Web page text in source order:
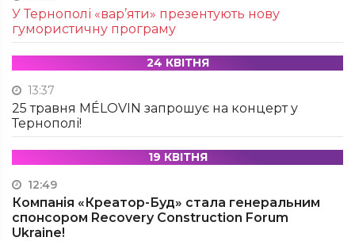
У Тернополі «вар’яти» презентують нову
гумористичну програму
24 КВІТНЯ
13:37
25 травня MÉLOVIN запрошує на концерт у
Тернополі!
19 КВІТНЯ
12:49
Компанія «Креатор-Буд» стала генеральним
спонсором Recovery Construction Forum
Ukraine!